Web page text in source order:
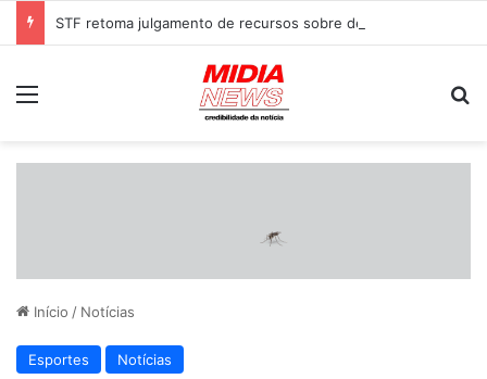
Início / Notícias
Esportes Notícias